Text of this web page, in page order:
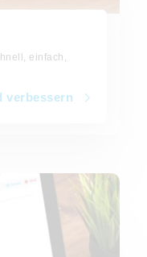
einfach,
verbessern